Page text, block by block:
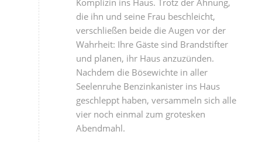
die ihn und seine Frau beschleicht,
verschließen beide die Augen vor der
Wahrheit: Ihre Gäste sind Brandstifter
und planen, ihr Haus anzuzünden.
Nachdem die Bösewichte in aller
Seelenruhe Benzinkanister ins Haus
geschleppt haben, versammeln sich alle
vier noch einmal zum grotesken
Abendmahl.